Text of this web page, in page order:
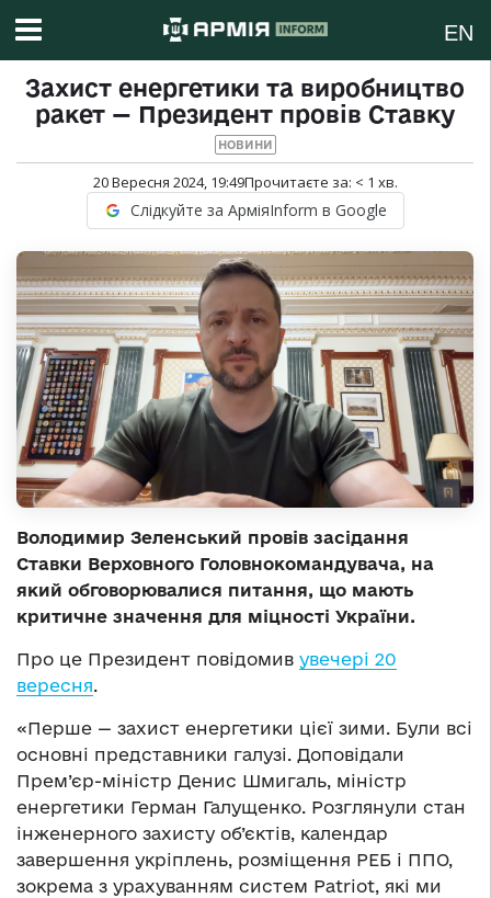
EN
Захист енергетики та виробництво
ракет — Президент провів Ставку
НОВИНИ
20 Вересня 2024, 19:49Прочитаєте за: < 1 хв.
Слідкуйте за АрміяInform в Google
Володимир Зеленський провів засідання
Ставки Верховного Головнокомандувача, на
який обговорювалися питання, що мають
критичне значення для міцності України.
Про це Президент повідомив увечері 20
вересня
«Перше — захист енергетики цієї зими. Були всі
основні представники галузі. Доповідали
Прем’єр-міністр Денис Шмигаль, міністр
енергетики Герман Галущенко. Розглянули стан
інженерного захисту об’єктів, календар
завершення укріплень, розміщення РЕБ і ППО,
зокрема з урахуванням систем Patriot, які ми